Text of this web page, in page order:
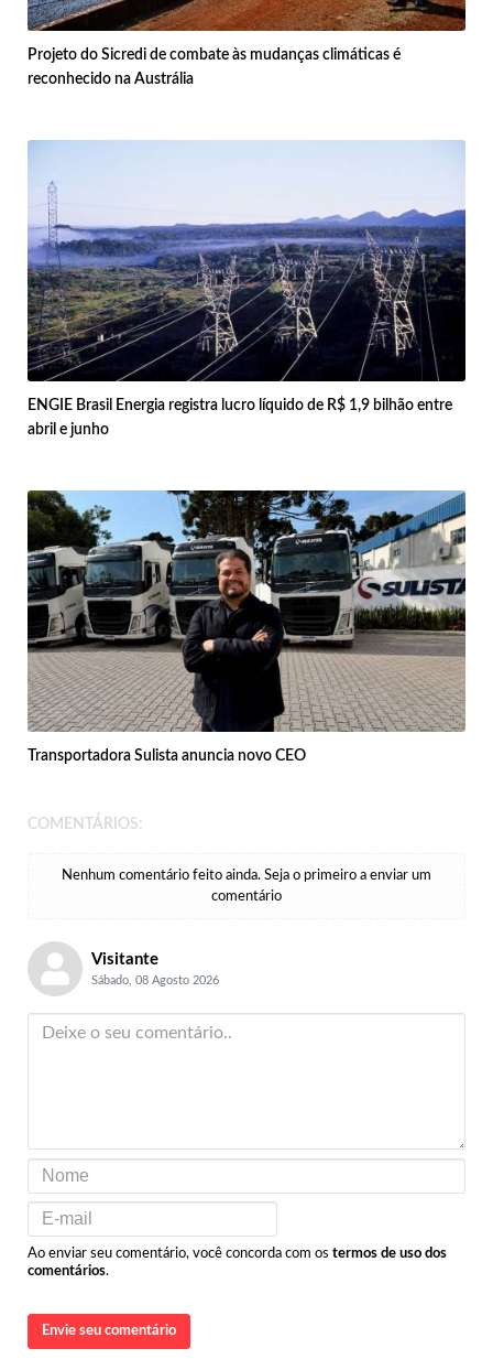
Projeto do Sicredi de combate às mudanças climáticas é
reconhecido na Austrália
ENGIE Brasil Energia registra lucro líquido de R$ 1,9 bilhão entre
abril e junho
Transportadora Sulista anuncia novo CEO
COMENTÁRIOS:
Nenhum comentário feito ainda. Seja o primeiro a enviar um
comentário
Visitante
Sábado, 08 Agosto 2026
Ao enviar seu comentário, você concorda com os termos de uso dos
comentários.
Envie seu comentário